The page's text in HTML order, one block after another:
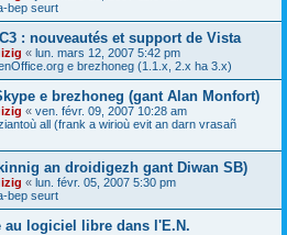
bep seurt
: nouveautés et support de Vista
« lun. mars 12, 2007 5:42 pm
e brezhoneg (1.1.x, 2.x ha 3.x)
e brezhoneg (gant Alan Monfort)
« ven. févr. 09, 2007 10:28 am
all (frank a wirioù evit an darn vrasañ
an droidigezh gant Diwan SB)
« lun. févr. 05, 2007 5:30 pm
bep seurt
au logiciel libre dans l'E.N.